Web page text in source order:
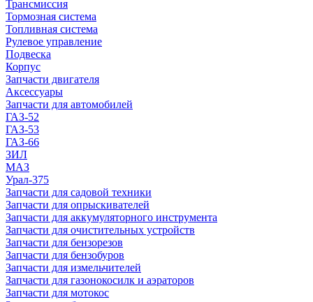
Трансмиссия
Тормозная система
Топливная система
Рулевое управление
Подвеска
Корпус
Запчасти двигателя
Аксессуары
Запчасти для автомобилей
ГАЗ-52
ГАЗ-53
ГАЗ-66
ЗИЛ
МАЗ
Урал-375
Запчасти для садовой техники
Запчасти для опрыскивателей
Запчасти для аккумуляторного инструмента
Запчасти для очистительных устройств
Запчасти для бензорезов
Запчасти для бензобуров
Запчасти для измельчителей
Запчасти для газонокосилк и аэраторов
Запчасти для мотокос